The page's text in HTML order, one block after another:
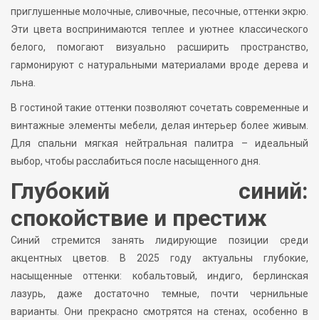
приглушенные молочные, сливочные, песочные, оттенки экрю.
Эти цвета воспринимаются теплее и уютнее классического
белого, помогают визуально расширить пространство,
гармонируют с натуральными материалами вроде дерева и
льна.
В гостиной такие оттенки позволяют сочетать современные и
винтажные элементы мебели, делая интерьер более живым.
Для спальни мягкая нейтральная палитра – идеальный
выбор, чтобы расслабиться после насыщенного дня.
Глубокий синий:
спокойствие и престиж
Синий стремится занять лидирующие позиции среди
акцентных цветов. В 2025 году актуальны глубокие,
насыщенные оттенки: кобальтовый, индиго, берлинская
лазурь, даже достаточно темные, почти чернильные
варианты. Они прекрасно смотрятся на стенах, особенно в